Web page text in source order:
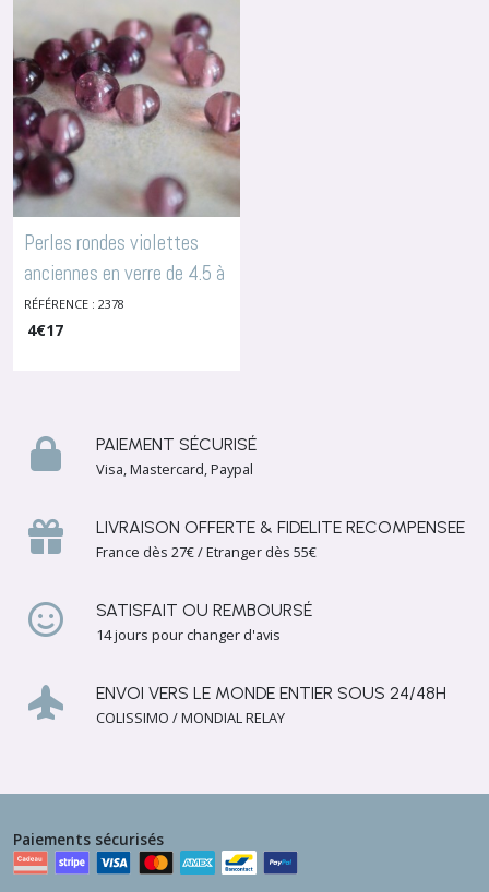
Perles rondes violettes
anciennes en verre de 4.5 à
7 mm, par 25, 2378
En Céramique Ou Verre
RÉFÉRENCE : 2378
4€17
PAIEMENT SÉCURISÉ
Visa, Mastercard, Paypal
LIVRAISON OFFERTE & FIDELITE RECOMPENSEE
France dès 27€ / Etranger dès 55€
SATISFAIT OU REMBOURSÉ
14 jours pour changer d'avis
ENVOI VERS LE MONDE ENTIER SOUS 24/48H
COLISSIMO / MONDIAL RELAY
Paiements sécurisés